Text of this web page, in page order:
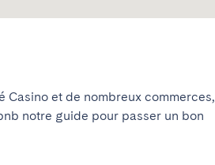
Casino et de nombreux commerces,
notre guide pour passer un bon